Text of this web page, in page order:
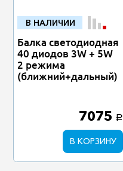
В НАЛИЧИИ
Балка светодиодная
40 диодов 3W + 5W
2 режима
(ближний+дальный)
7075 a
В КОРЗИНУ